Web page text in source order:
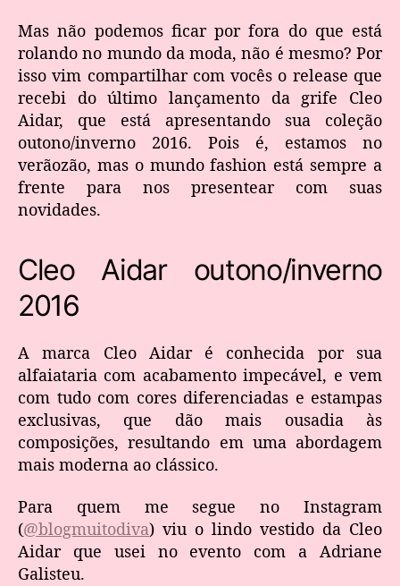
Mas não podemos ficar por fora do que está
rolando no mundo da moda, não é mesmo? Por
isso vim compartilhar com vocês o release que
recebi do último lançamento da grife Cleo
Aidar, que está apresentando sua coleção
outono/inverno 2016. Pois é, estamos no
verãozão, mas o mundo fashion está sempre a
frente para nos presentear com suas
novidades.
Cleo Aidar outono/inverno
2016
A marca Cleo Aidar é conhecida por sua
alfaiataria com acabamento impecável, e vem
com tudo com cores diferenciadas e estampas
exclusivas, que dão mais ousadia às
composições, resultando em uma abordagem
mais moderna ao clássico.
Para quem me segue no Instagram
(@blogmuitodiva) viu o lindo vestido da Cleo
Aidar que usei no evento com a Adriane
Galisteu.